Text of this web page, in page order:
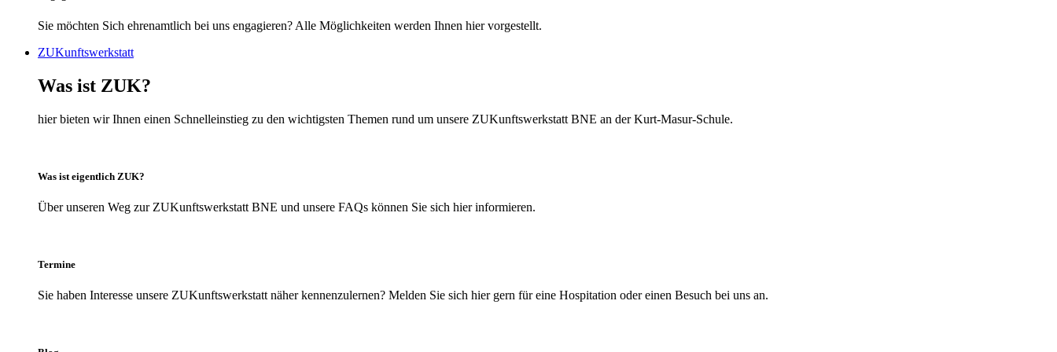
Sie möchten Sich ehrenamtlich bei uns engagieren? Alle Möglichkeiten werden Ihnen hier vorgestellt.
ZUKunftswerkstatt
Was ist ZUK?
hier bieten wir Ihnen einen Schnelleinstieg zu den wichtigsten Themen rund um unsere ZUKunftswerkstatt BNE an der Kurt-Masur-Schule.
Was ist eigentlich ZUK?
Über unseren Weg zur ZUKunftswerkstatt BNE und unsere FAQs können Sie sich hier informieren.
Termine
Sie haben Interesse unsere ZUKunftswerkstatt näher kennenzulernen? Melden Sie sich hier gern für eine Hospitation oder einen Besuch bei uns an.